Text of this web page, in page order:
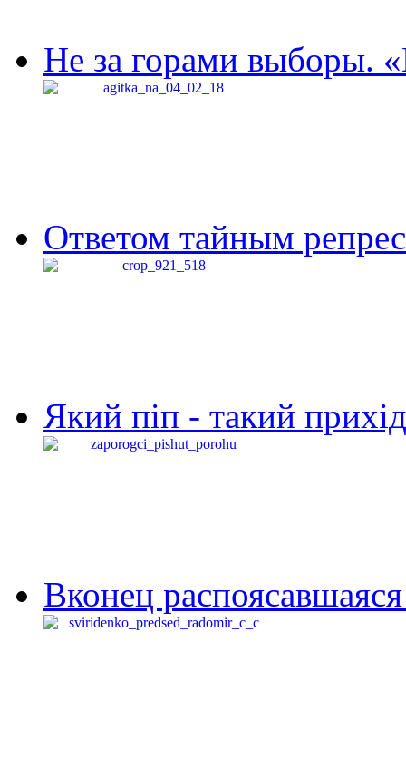
Не за горами выборы.
Ответом тайным
Який піп - такий
Вконец